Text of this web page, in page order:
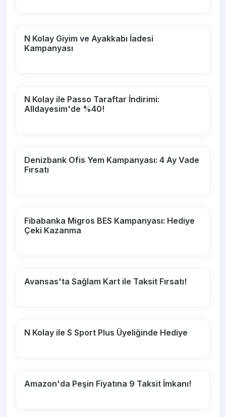
N Kolay Giyim ve Ayakkabı İadesi
Kampanyası
N Kolay ile Passo Taraftar İndirimi:
Alldayesim'de %40!
Denizbank Ofis Yem Kampanyası: 4 Ay Vade
Fırsatı
Fibabanka Migros BES Kampanyası: Hediye
Çeki Kazanma
Avansas'ta Sağlam Kart ile Taksit Fırsatı!
N Kolay ile S Sport Plus Üyeliğinde Hediye
Amazon'da Peşin Fiyatına 9 Taksit İmkanı!